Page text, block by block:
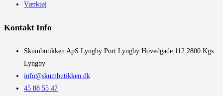
Værktøj
Kontakt Info
​Skumbutikken ApS Lyngby Port Lyngby Hovedgade 112 2800 Kgs.
Lyngby
info@skumbutikken.dk
45 88 55 47